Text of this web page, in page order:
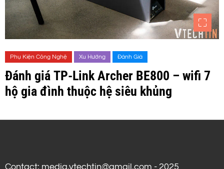
Phụ Kiện Công Nghệ Xu Hướng Đánh Giá
Đánh giá TP-Link Archer BE800 – wifi 7
hộ gia đình thuộc hệ siêu khủng
Contact: media.vtechtin@gmail.com - 2025